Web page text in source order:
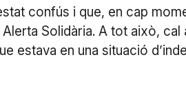
confús i que, en cap
Alerta Solidària. A tot això,
estava en una situació